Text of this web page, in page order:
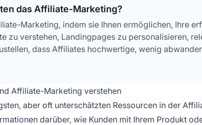
das Affiliate-Marketing?
Marketing, indem sie Ihnen ermöglichen, Ihre
zu verstehen, Landingpages zu personalisieren,
dass Affiliates hochwertige, wenig
Affiliate-Marketing verstehen
aber oft unterschätzten Ressourcen in der
darüber, wie Kunden mit Ihrem Produkt